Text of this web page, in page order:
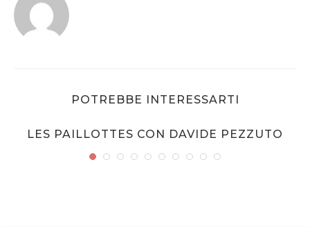
POTREBBE INTERESSARTI
LES PAILLOTTES CON DAVIDE PEZZUTO